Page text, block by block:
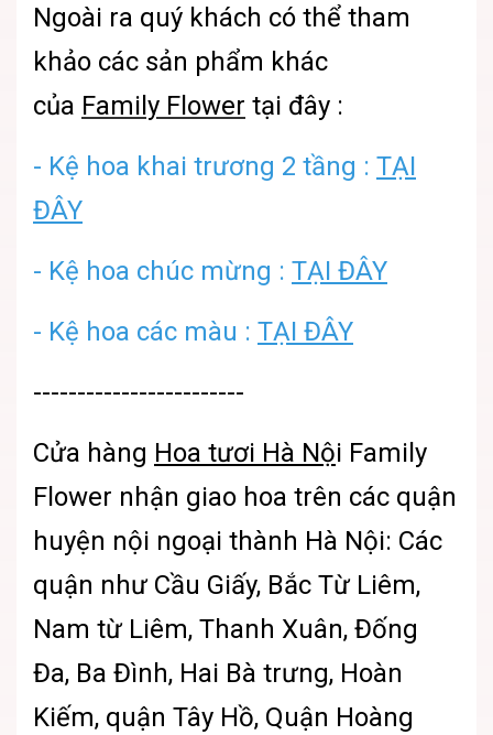
Ngoài ra quý khách có thể tham
khảo các sản phẩm khác
của Family Flower tại đây :
- Kệ hoa khai trương 2 tầng : TẠI
ĐÂY
- Kệ hoa chúc mừng : TẠI ĐÂY
- Kệ hoa các màu : TẠI ĐÂY
------------------------
Cửa hàng Hoa tươi Hà Nội Family
Flower nhận giao hoa trên các quận
huyện nội ngoại thành Hà Nội: Các
quận như Cầu Giấy, Bắc Từ Liêm,
Nam từ Liêm, Thanh Xuân, Đống
Đa, Ba Đình, Hai Bà trưng, Hoàn
Kiếm, quận Tây Hồ, Quận Hoàng